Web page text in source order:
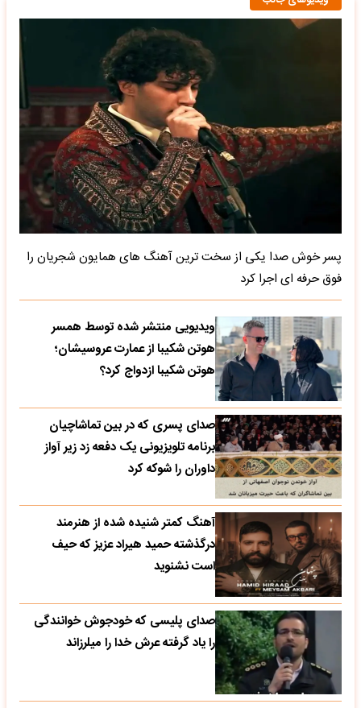
پسر خوش صدا یکی از سخت ترین آهنگ های همایون شجریان را
فوق حرفه ای اجرا کرد
ویدیویی منتشر شده توسط همسر
هوتن شکیبا از عمارت عروسیشان؛
هوتن شکیبا ازدواج کرد؟
صدای پسری که در بین تماشاچیان
برنامه تلویزیونی یک دفعه زد زیر آواز
داوران را شوکه کرد
آهنگ کمتر شنیده شده از هنرمند
درگذشته حمید هیراد عزیز که حیف
است نشنوید
صدای پلیسی که خودجوش خوانندگی
را یاد گرفته عرش خدا را میلرزاند